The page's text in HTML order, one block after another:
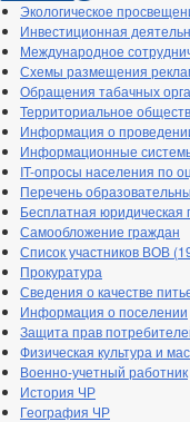
Экологическое
Инвестиционная
Международное
Схемы размещения
Обращения табачных
Территориальное
Информация о
Информационные
IT-опросы населения по
Перечень
Бесплатная
Самообложение граждан
Список участников ВОВ
Прокуратура
Сведения о качестве
Информация о поселении
Защита прав
Физическая культура и
Военно-учетный работник
История ЧР
География ЧР